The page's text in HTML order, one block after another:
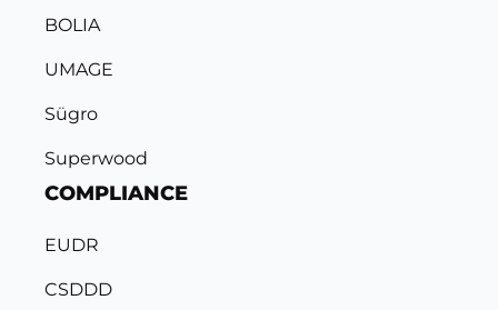
BOLIA
UMAGE
Sügro
Superwood
COMPLIANCE
EUDR
CSDDD